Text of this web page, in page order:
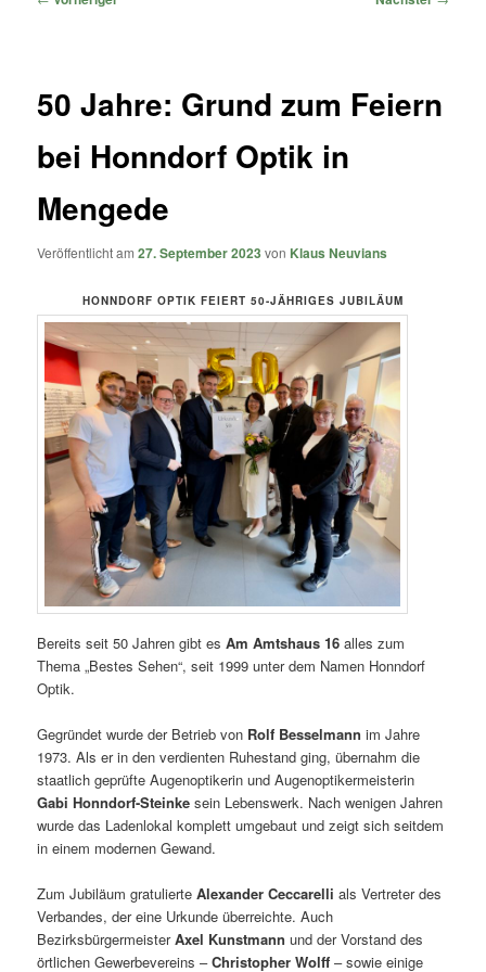
50 Jahre: Grund zum Feiern
bei Honndorf Optik in
Mengede
Veröffentlicht am27. September 2023 von Klaus Neuvians
HONNDORF OPTIK FEIERT 50-JÄHRIGES JUBILÄUM
Bereits seit 50 Jahren gibt esAm Amtshaus 16alles zum
Thema „Bestes Sehen“, seit 1999 unter dem Namen Honndorf
Optik.
Gegründet wurde der Betrieb von Rolf Besselmann im Jahre
1973. Als er in den verdienten Ruhestand ging, übernahm die
staatlich geprüfte Augenoptikerin und Augenoptikermeisterin
Gabi Honndorf-Steinke sein Lebenswerk. Nach wenigen Jahren
wurde das Ladenlokal komplett umgebaut und zeigt sich seitdem
in einem modernen Gewand.
Zum Jubiläum gratulierteAlexander Ceccarelli als Vertreter des
Verbandes, der eine Urkunde überreichte. Auch
BezirksbürgermeisterAxel Kunstmann und der Vorstand des
örtlichen Gewerbevereins –Christopher Wolff – sowie einige